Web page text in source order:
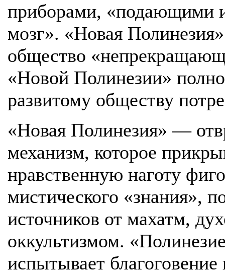
приборами, «подающими
мозг». «Новая
общество
«Новой Полинезии»
развитому обществу
«Новая Полинезия» —
механизм, которое
нравственную наготу
мистического «знания»,
источников от махатм,
оккультизмом.
испытывает